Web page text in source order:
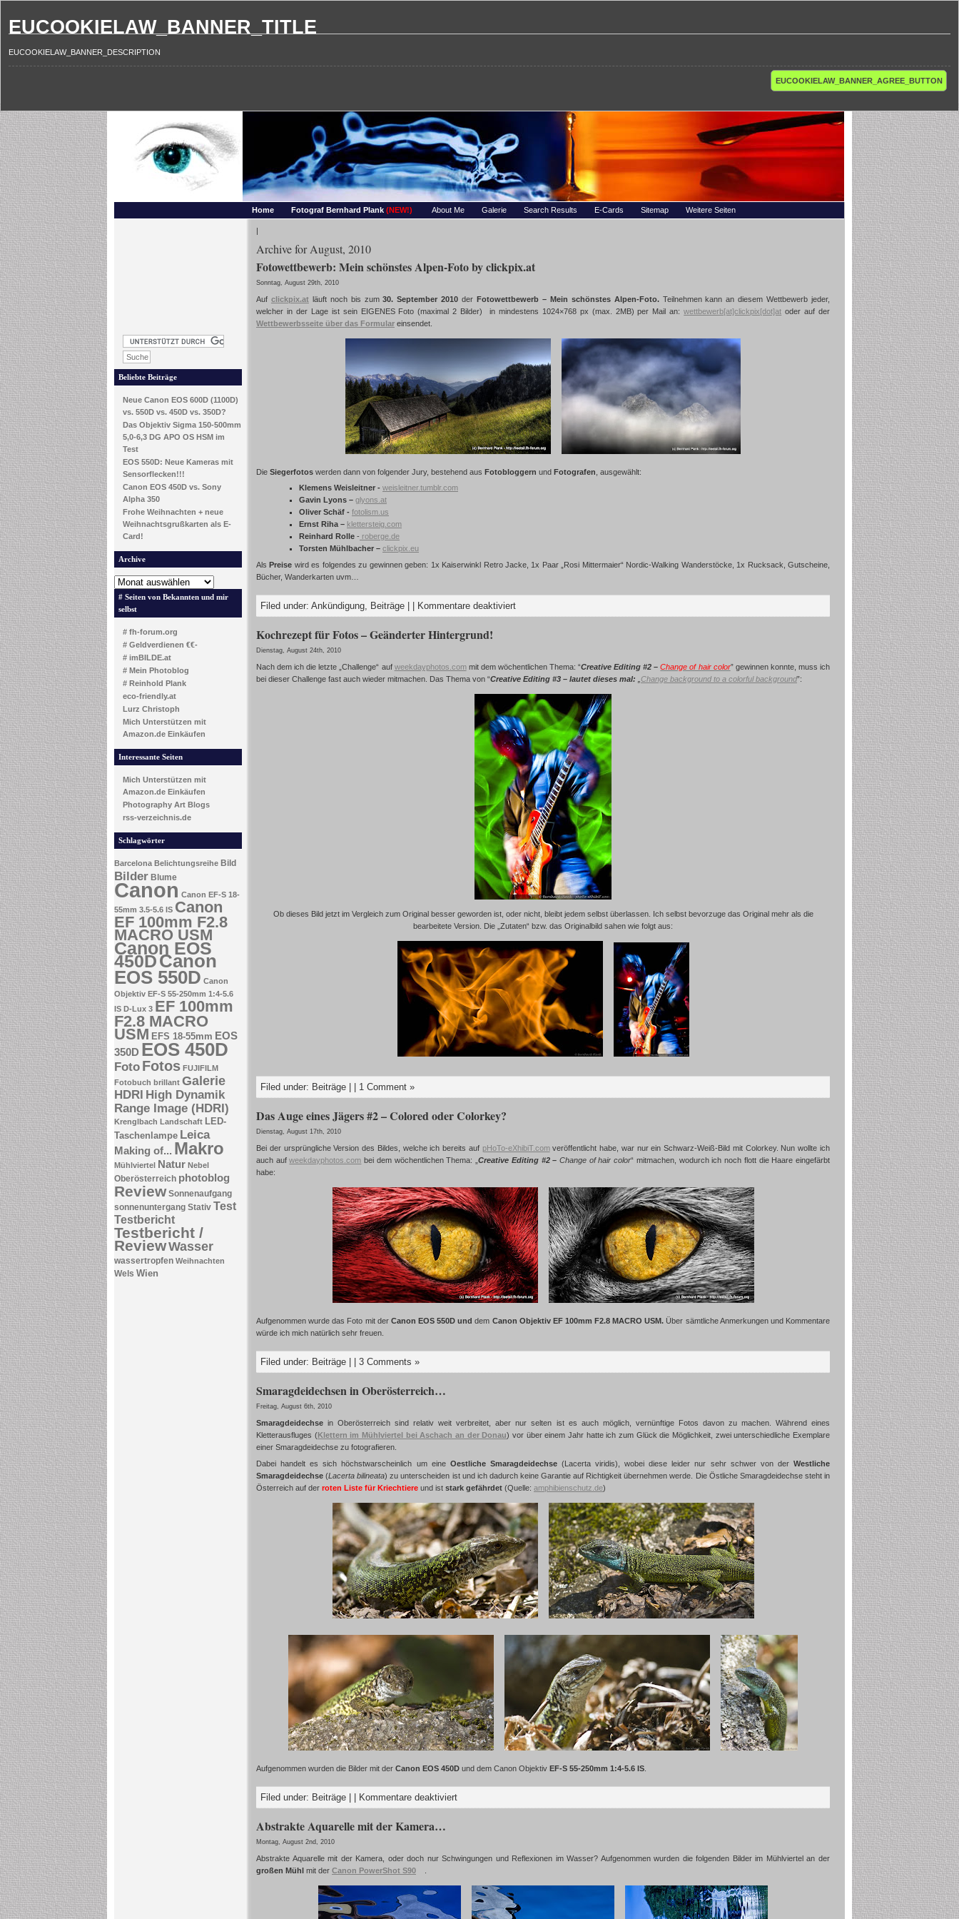
EUCOOKIELAW_BANNER_TITLE
EUCOOKIELAW_BANNER_DESCRIPTION
EUCOOKIELAW_BANNER_AGREE_BUTTON
Home Fotograf Bernhard Plank (NEW!) About Me Galerie Search Results E-Cards Sitemap Weitere Seiten
Beliebte Beiträge
Neue Canon EOS 600D (1100D)
vs. 550D vs. 450D vs. 350D?
Das Objektiv Sigma 150-500mm
5,0-6,3 DG APO OS HSM im
Test
EOS 550D: Neue Kameras mit
Sensorflecken!!!
Canon EOS 450D vs. Sony
Alpha 350
Frohe Weihnachten + neue
Weihnachtsgrußkarten als E-
Card!
Archive
# Seiten von Bekannten und mir
selbst
# fh-forum.org
# Geldverdienen €€-
# imBILDE.at
# Mein Photoblog
# Reinhold Plank
eco-friendly.at
Lurz Christoph
Mich Unterstützen mit
Amazon.de Einkäufen
Interessante Seiten
Mich Unterstützen mit
Amazon.de Einkäufen
Photography Art Blogs
rss-verzeichnis.de
Schlagwörter
Barcelona Belichtungsreihe Bild
Bilder Blume
Canon Canon EF-S 18-
55mm 3.5-5.6 IS Canon
EF 100mm F2.8
MACRO USM
Canon EOS
450DCanon
EOS 550D Canon
Objektiv EF-S 55-250mm 1:4-5.6
IS D-Lux 3 EF 100mm
F2.8 MACRO
USM EFS 18-55mm EOS
350D EOS 450D
Foto Fotos FUJIFILM
Fotobuch brillant Galerie
HDRI High Dynamik
Range Image (HDRI)
Krenglbach Landschaft LED-
Taschenlampe Leica
Making of... Makro
Mühlviertel Natur Nebel
Oberösterreich photoblog
Review Sonnenaufgang
sonnenuntergang Stativ Test
Testbericht
Testbericht /
ReviewWasser
wassertropfen Weihnachten
Wels Wien
|
Archive for August, 2010
Fotowettbewerb: Mein schönstes Alpen-Foto by clickpix.at
Sonntag, August 29th, 2010
Auf clickpix.atläuft noch bis zum30. September 2010derFotowettbewerb – Mein schönstes Alpen-Foto. Teilnehmen kann an diesem Wettbewerb jeder,
welcher in der Lage ist sein EIGENES Foto (maximal 2 Bilder) in mindestens 1024×768 px (max. 2MB) per Mail an:wettbewerb[at]clickpix[dot]at oder auf der
Wettbewerbsseite über das Formular einsendet.
Die Siegerfotos werden dann von folgender Jury, bestehend aus Fotobloggern und Fotografen , ausgewählt:
Klemens Weisleitner - weisleitner.tumblr.com
Gavin Lyons – glyons.at
Oliver Schäf - fotolism.us
Ernst Riha – klettersteig.com
Reinhard Rolle - roberge.de
Torsten Mühlbacher – clickpix.eu
AlsPreise wird es folgendes zu gewinnen geben: 1x Kaiserwinkl Retro Jacke, 1x Paar „Rosi Mittermaier“ Nordic-Walking Wanderstöcke, 1x Rucksack, Gutscheine,
Bücher, Wanderkarten uvm…
Filed under: Ankündigung, Beiträge Kommentare deaktiviert
Kochrezept für Fotos – Geänderter Hintergrund!
Dienstag, August 24th, 2010
Nach dem ich die letzte „Challenge“ auf weekdayphotos.commit dem wöchentlichen Thema: “Creative Editing #2 –Change of hair color” gewinnen konnte, muss ich
bei dieser Challenge fast auch wieder mitmachen. Das Thema von “Creative Editing #3 – lautet dieses mal: Change background to a colorful background”:
Ob dieses Bild jetzt im Vergleich zum Original besser geworden ist, oder nicht, bleibt jedem selbst überlassen. Ich selbst bevorzuge das Original mehr als die
bearbeitete Version. Die „Zutaten“ bzw. das Originalbild sahen wie folgt aus:
Filed under: Beiträge 1 Comment »
Das Auge eines Jägers #2 – Colored oder Colorkey?
Dienstag, August 17th, 2010
Bei der ursprüngliche Version des Bildes, welche ich bereits auf pHoTo-eXhibiT.comveröffentlicht habe, war nur ein Schwarz-Weiß-Bild mit Colorkey. Nun wollte ich
auch aufweekdayphotos.com bei dem wöchentlichen Thema: „Creative Editing #2 –Change of hair color“ mitmachen, wodurch ich noch flott die Haare eingefärbt
habe:
Aufgenommen wurde das Foto mit derCanon EOS 550D unddem Canon Objektiv EF 100mm F2.8 MACRO USM. Über sämtliche Anmerkungen und Kommentare
würde ich mich natürlich sehr freuen.
Filed under: Beiträge 3 Comments »
Smaragdeidechsen in Oberösterreich…
Freitag, August 6th, 2010
Smaragdeidechse in Oberösterreich sind relativ weit verbreitet, aber nur selten ist es auch möglich, vernünftige Fotos davon zu machen. Während eines
Kletterausfluges (Klettern im Mühlviertel bei Aschach an der Donau) vor über einem Jahr hatte ich zum Glück die Möglichkeit, zwei unterschiedliche Exemplare
einer Smaragdeidechse zu fotografieren.
Dabei handelt es sich höchstwarscheinlich um eine Oestliche Smaragdeidechse(Lacerta viridis), wobei diese leider nur sehr schwer von derWestliche
Smaragdeidechse (Lacerta bilineata) zu unterscheiden ist und ich dadurch keine Garantie auf Richtigkeit übernehmen werde. Die Östliche Smaragdeidechse steht in
Österreich auf der roten Liste für Kriechtiere und ist stark gefährdet (Quelle: amphibienschutz.de)
Aufgenommen wurden die Bilder mit der Canon EOS 450D und dem Canon Objektiv EF-S 55-250mm 1:4-5.6 IS
Filed under: Beiträge Kommentare deaktiviert
Abstrakte Aquarelle mit der Kamera…
Montag, August 2nd, 2010
Abstrakte Aquarelle mit der Kamera, oder doch nur Schwingungen und Reflexionen im Wasser? Aufgenommen wurden die folgenden Bilder im Mühlviertel an der
großen Mühl mit der Canon PowerShot S90